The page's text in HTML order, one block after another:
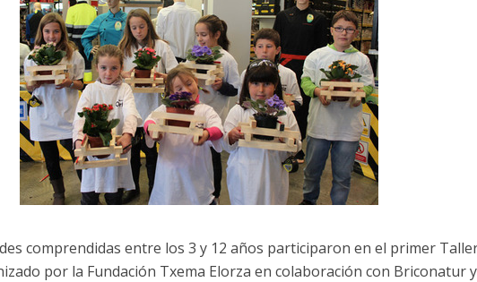
comprendidas entre los 3 y 12 años participaron en el primer
por la Fundación Txema Elorza en colaboración con Briconatur